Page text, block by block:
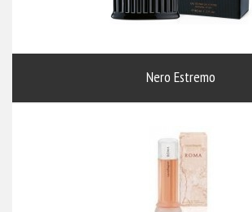
Nero Estremo